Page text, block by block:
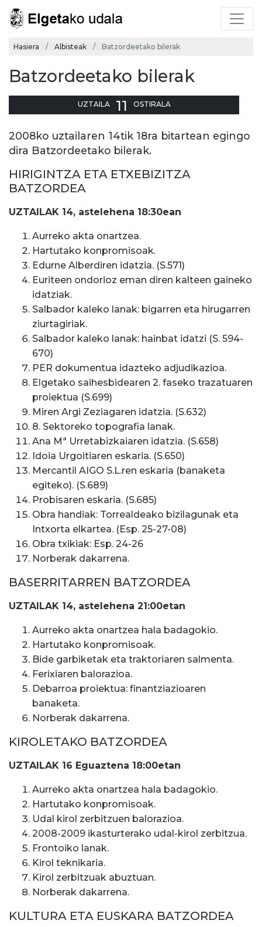
Hasiera Albisteak Batzordeetako bilerak
Batzordeetako bilerak
UZTAILA 11 OSTIRALA
2008ko uztailaren 14tik 18ra bitartean egingo
dira Batzordeetako bilerak.
HIRIGINTZA ETA ETXEBIZITZA
BATZORDEA
UZTAILAK 14, astelehena 18:30ean
Aurreko akta onartzea.
Hartutako konpromisoak.
Edurne Alberdiren idatzia. (S.571)
Euriteen ondorioz eman diren kalteen gaineko
idatziak.
Salbador kaleko lanak: bigarren eta hirugarren
ziurtagiriak.
Salbador kaleko lanak: hainbat idatzi (S. 594-
670)
PER dokumentua idazteko adjudikazioa.
Elgetako saihesbidearen 2. faseko trazatuaren
proiektua (S.699)
Miren Argi Zeziagaren idatzia. (S.632)
8. Sektoreko topografia lanak.
Ana Mª Urretabizkaiaren idatzia. (S.658)
Idoia Urgoitiaren eskaria. (S.650)
Mercantil AIGO S.L.ren eskaria (banaketa
egiteko). (S.689)
Probisaren eskaria. (S.685)
Obra handiak: Torrealdeako bizilagunak eta
Intxorta elkartea. (Esp. 25-27-08)
Obra txikiak: Esp. 24-26
Norberak dakarrena.
BASERRITARREN BATZORDEA
UZTAILAK 14, astelehena 21:00etan
Aurreko akta onartzea hala badagokio.
Hartutako konpromisoak.
Bide garbiketak eta traktoriaren salmenta.
Ferixiaren balorazioa.
Debarroa proiektua: finantziazioaren
banaketa.
Norberak dakarrena.
KIROLETAKO BATZORDEA
UZTAILAK 16 Eguaztena 18:00etan
Aurreko akta onartzea hala badagokio.
Hartutako konpromisoak.
Udal kirol zerbitzuen balorazioa.
2008-2009 ikasturterako udal-kirol zerbitzua.
Frontoiko lanak.
Kirol teknikaria.
Kirol zerbitzuak abuztuan.
Norberak dakarrena.
KULTURA ETA EUSKARA BATZORDEA